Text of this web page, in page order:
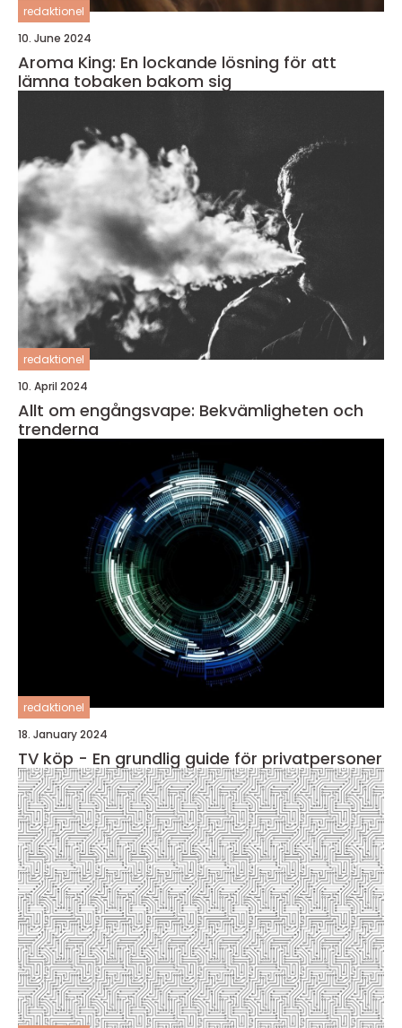
redaktionel
10. June 2024
Aroma King: En lockande lösning för att
lämna tobaken bakom sig
redaktionel
10. April 2024
Allt om engångsvape: Bekvämligheten och
trenderna
redaktionel
18. January 2024
TV köp - En grundlig guide för privatpersoner